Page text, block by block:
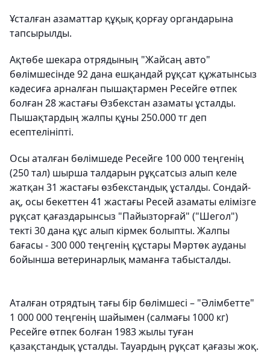
Ұсталған азаматтар құқық қорғау органдарына
тапсырылды.
Ақтөбе шекара отрядының "Жайсаң авто"
бөлімшесінде 92 дана ешқандай рұқсат құжатынсыз
кәдесиға арналған пышақтармен Ресейге өтпек
болған 28 жастағы Өзбекстан азаматы ұсталды.
Пышақтардың жалпы құны 250.000 тг деп
есептелініпті.
Осы аталған бөлімшеде Ресейге 100 000 теңгенің
(250 тал) шырша талдарын рұқсатсыз алып келе
жатқан 31 жастағы өзбекстандық ұсталды. Сондай-
ақ, осы бекеттен 41 жастағы Ресей азаматы елімізге
рұқсат қағаздарынсыз "Пайызторғай" ("Шегол")
текті 30 дана құс алып кірмек болыпты. Жалпы
бағасы - 300 000 теңгенің құстары Мәртөк ауданы
бойынша ветеринарлық маманға табысталды.
Аталған отрядтың тағы бір бөлімшесі – "Әлімбетте"
1 000 000 теңгенің шайымен (салмағы 1000 кг)
Ресейге өтпек болған 1983 жылы туған
қазақстандық ұсталды. Тауардың рұқсат қағазы жоқ.